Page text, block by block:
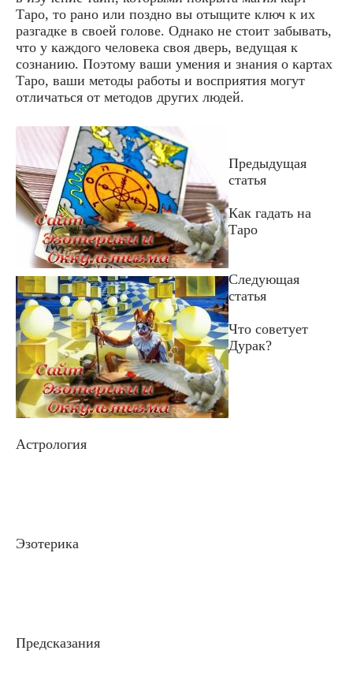
Таро, то рано или поздно вы отыщите ключ к их
разгадке в своей голове. Однако не стоит забывать,
что у каждого человека своя дверь, ведущая к
сознанию. Поэтому ваши умения и знания о картах
Таро, ваши методы работы и восприятия могут
отличаться от методов других людей.
Предыдущая
статья
Как гадать на
Таро
Следующая
статья
Что советует
Дурак?
Астрология
Эзотерика
Предсказания